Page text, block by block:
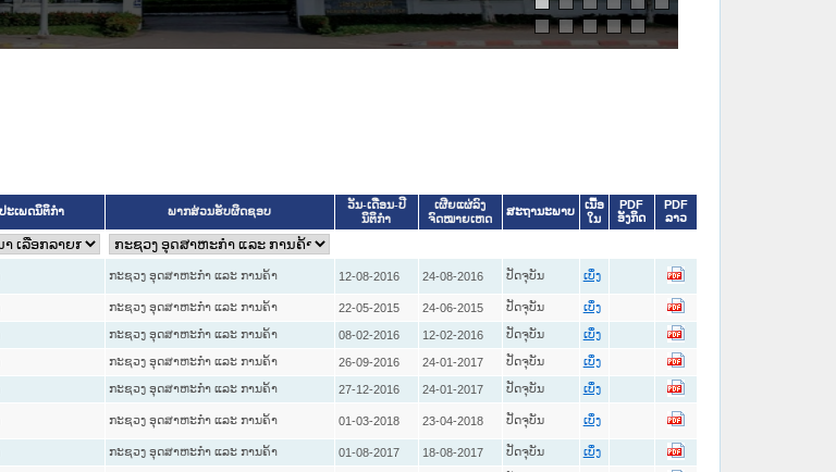
ປະເພດນິຕິກຳ ພາກສ່ວນຮັບຜິດຊອບ
ວັນ-ເດືອນ-ປີ
ນິຕິກໍາ
ເຜີຍແຜ່ລົງ
ຈົດໝາຍເຫດ
ສະຖານະພາບ
ເນື້ອ
ໃນ
PDF
ອັງກິດ
PDF
ລາວ
ກະຊວງ ອຸດສາຫະກຳ ແລະ ການຄ້າ 12-08-2016 24-08-2016 ປັດຈຸບັນ ເບິ່ງ
ກະຊວງ ອຸດສາຫະກຳ ແລະ ການຄ້າ 22-05-2015 24-06-2015 ປັດຈຸບັນ ເບິ່ງ
ກະຊວງ ອຸດສາຫະກຳ ແລະ ການຄ້າ 08-02-2016 12-02-2016 ປັດຈຸບັນ ເບິ່ງ
ກະຊວງ ອຸດສາຫະກຳ ແລະ ການຄ້າ 26-09-2016 24-01-2017 ປັດຈຸບັນ ເບິ່ງ
ກະຊວງ ອຸດສາຫະກຳ ແລະ ການຄ້າ 27-12-2016 24-01-2017 ປັດຈຸບັນ ເບິ່ງ
ກະຊວງ ອຸດສາຫະກຳ ແລະ ການຄ້າ 01-03-2018 23-04-2018 ປັດຈຸບັນ ເບິ່ງ
ກະຊວງ ອຸດສາຫະກຳ ແລະ ການຄ້າ 01-08-2017 18-08-2017 ປັດຈຸບັນ ເບິ່ງ